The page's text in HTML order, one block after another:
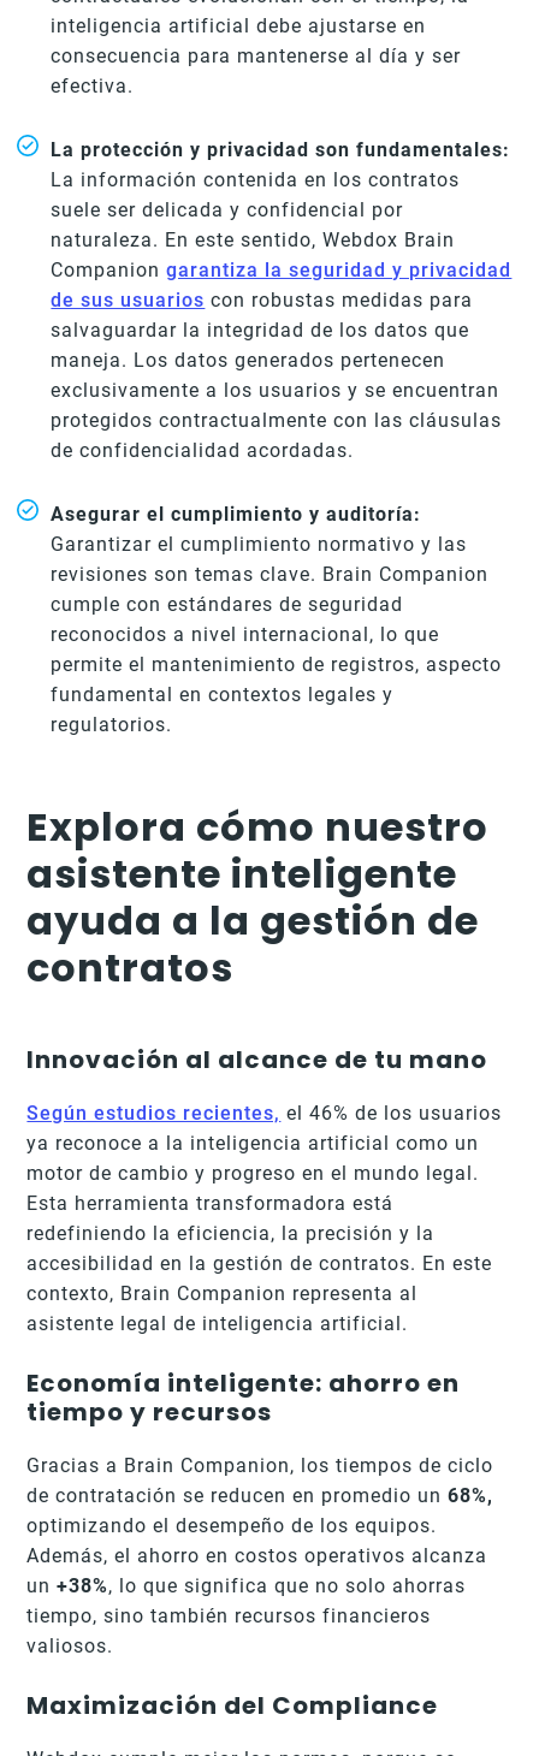
inteligencia artificial debe ajustarse en
consecuencia para mantenerse al día y ser
efectiva.
La protección y privacidad son fundamentales:
La información contenida en los contratos
suele ser delicada y confidencial por
naturaleza. En este sentido, Webdox Brain
Companiongarantiza la seguridad y privacidad
de sus usuarios con robustas medidas para
salvaguardar la integridad de los datos que
maneja. Los datos generados pertenecen
exclusivamente a los usuarios y se encuentran
protegidos contractualmente con las cláusulas
de confidencialidad acordadas.
Asegurar el cumplimiento y auditoría:
Garantizar el cumplimiento normativo y las
revisiones son temas clave. Brain Companion
cumple con estándares de seguridad
reconocidos a nivel internacional, lo que
permite el mantenimiento de registros, aspecto
fundamental en contextos legales y
regulatorios.
Explora cómo nuestro
asistente inteligente
ayuda a la gestión de
contratos
Innovación al alcance de tu mano
Según estudios recientes, el 46% de los usuarios
ya reconoce a la inteligencia artificial como un
motor de cambio y progreso en el mundo legal.
Esta herramienta transformadora está
redefiniendo la eficiencia, la precisión y la
accesibilidad en la gestión de contratos. En este
contexto, Brain Companion representa al
asistente legal de inteligencia artificial.
Economía inteligente: ahorro en
tiempo y recursos
Gracias a Brain Companion, los tiempos de ciclo
de contratación se reducen en promedio un68%,
optimizando el desempeño de los equipos.
Además, el ahorro en costos operativos alcanza
un+38%, lo que significa que no solo ahorras
tiempo, sino también recursos financieros
valiosos.
Maximización del Compliance